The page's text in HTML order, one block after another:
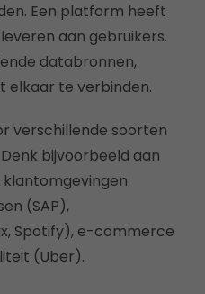
Een platform heeft
aan gebruikers.
databronnen,
elkaar te verbinden.
verschillende soorten
bijvoorbeeld aan
klantomgevingen
(SAP),
Spotify), e-commerce
(Uber).